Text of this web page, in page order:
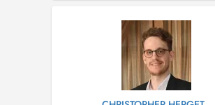
Prise en charge d...